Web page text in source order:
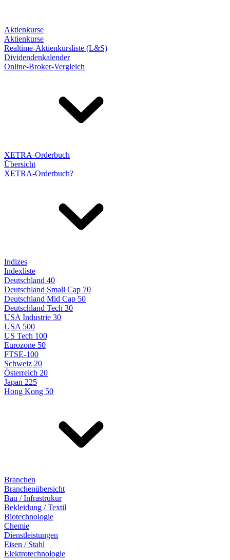
Aktienkurse
Aktienkurse
Realtime-Aktienkursliste (L&S)
Dividendenkalender
Online-Broker-Vergleich
XETRA-Orderbuch
Übersicht
XETRA-Orderbuch?
Indizes
Indexliste
Deutschland 40
Deutschland Small Cap 70
Deutschland Mid Cap 50
Deutschland Tech 30
USA Industrie 30
USA 500
US Tech 100
Eurozone 50
FTSE-100
Schweiz 20
Österreich 20
Japan 225
Hong Kong 50
Branchen
Branchenübersicht
Bau / Infrastrukur
Bekleidung / Textil
Biotechnologie
Chemie
Dienstleistungen
Eisen / Stahl
Elektrotechnologie